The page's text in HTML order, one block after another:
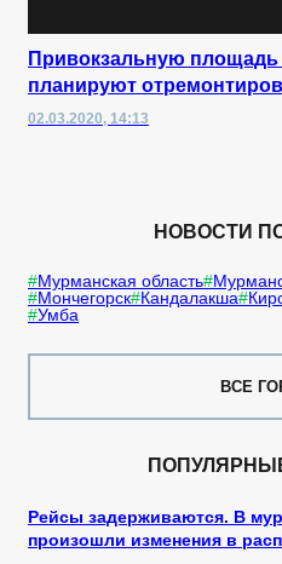
Привокзальную
планируют
02.03.2020, 14:13
НОВОСТИ
Мурманская область
Мончегорск Кандалакша
Умба
ВСЕ
Рейсы задерживаются. В
произошли изменения в